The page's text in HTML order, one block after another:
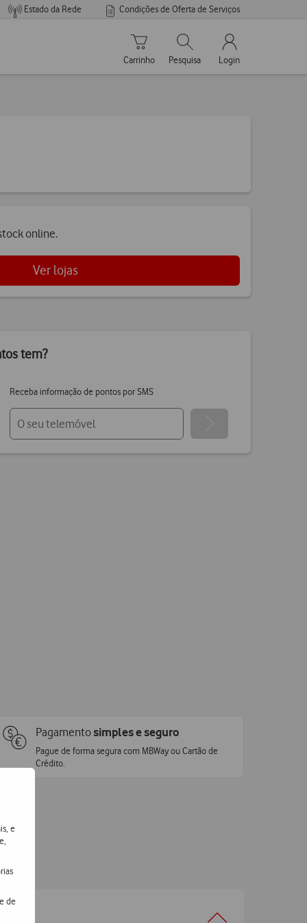
e
de
Estado da Rede Condições de Oferta de Serviços
Carrinho de compras
Carrinho
Pesquisar
Pesquisa
My Vodafone
Login
online.
Ver lojas
tem?
Receba informação de pontos por SMS
Pagamentosimples e seguro
Pague de forma segura com MBWay ou Cartão de
Crédito.